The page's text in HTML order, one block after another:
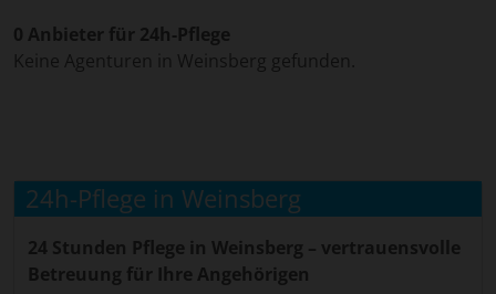
0 Anbieter für 24h-Pflege
Keine Agenturen in Weinsberg gefunden.
24h-Pflege in Weinsberg
24 Stunden Pflege in Weinsberg – vertrauensvolle
Betreuung für Ihre Angehörigen